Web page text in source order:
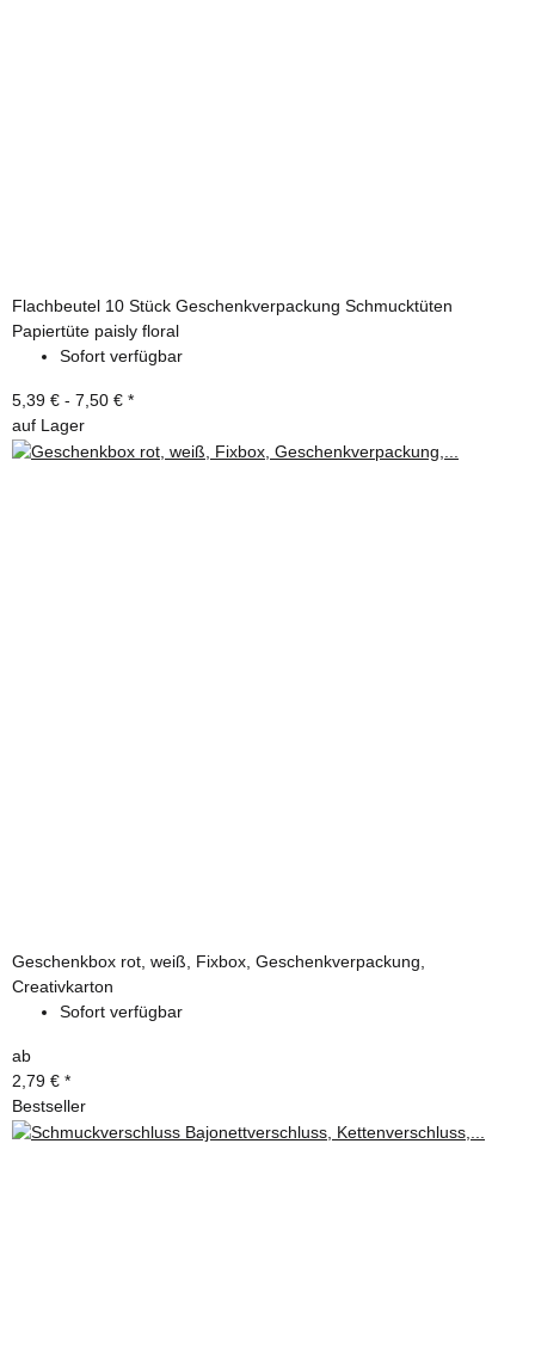
Flachbeutel 10 Stück Geschenkverpackung Schmucktüten
Papiertüte paisly floral
Sofort verfügbar
5,39 € - 7,50 € *
auf Lager
Geschenkbox rot, weiß, Fixbox, Geschenkverpackung,
Creativkarton
Sofort verfügbar
ab
2,79 € *
Bestseller